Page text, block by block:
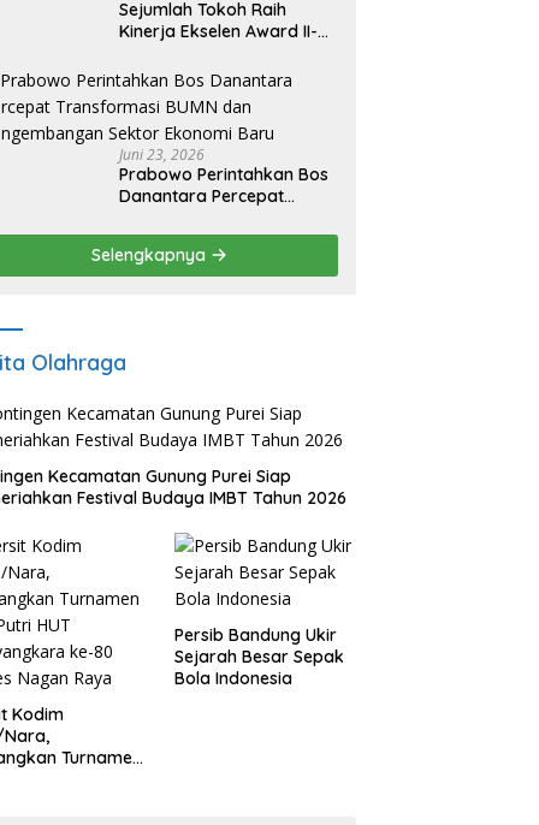
Sejumlah Tokoh Raih
Kinerja Ekselen Award II-
Juni 23, 2026
Prabowo Perintahkan Bos
Danantara Percepat
Pengembangan Sektor
Ekonomi Baru
Selengkapnya
Olahraga
Kecamatan Gunung Purei Siap
Festival Budaya IMBT Tahun 2026
Kodim
Nara,
Turnamen
Persib Bandung Ukir
Sejarah Besar Sepak
Bola Indonesia